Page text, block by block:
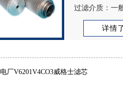
过滤介质：一
详情
电厂V6201V4CO3威格士滤芯